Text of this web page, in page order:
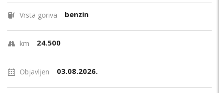
Vrsta goriva benzin
km 24.500
Objavljen 03.08.2026.